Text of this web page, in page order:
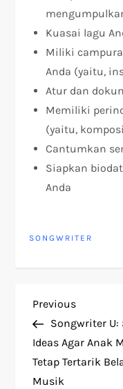
Kuasai lagu
Miliki
Anda (yaitu,
Atur dan
Memiliki
(yaitu,
Cantumkan
Siapkan
Anda
SONGWRITER
P
o
s
Previous
Post
Previous
Songwriter U:
Ideas Agar Anak
Tetap Tertarik
Musik